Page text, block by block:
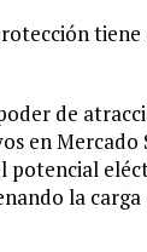
tiene
de
en Mercado
potencial
la